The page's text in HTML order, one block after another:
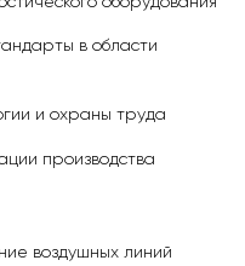
в области
и охраны труда
производства
воздушных линий